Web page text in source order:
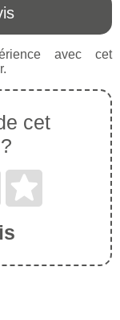
avec cet
cet